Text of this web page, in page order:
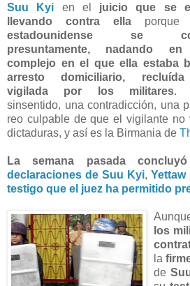
Suu Kyi
en el juicio que se
llevando contra ella porque
estadounidense se
presuntamente, nadando
complejo en el que ella estaba
arresto domiciliario,
vigilada por los militares.
sinsentido, una contradicción, una
reo culpable de que el vigilante
dictaduras, y así es la Birmania de
La semana pasada
declaraciones de Suu Kyi,Yettaw
testigo que el juez ha permitido
los
la
de